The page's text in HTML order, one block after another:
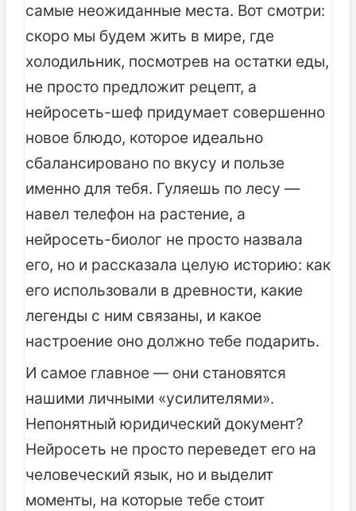
самые неожиданные места. Вот смотри:
скоро мы будем жить в мире, где
холодильник, посмотрев на остатки еды,
не просто предложит рецепт, а
нейросеть-шеф придумает совершенно
новое блюдо, которое идеально
сбалансировано по вкусу и пользе
именно для тебя. Гуляешь по лесу —
навел телефон на растение, а
нейросеть-биолог не просто назвала
его, но и рассказала целую историю: как
его использовали в древности, какие
легенды с ним связаны, и какое
настроение оно должно тебе подарить.
И самое главное — они становятся
нашими личными «усилителями».
Непонятный юридический документ?
Нейросеть не просто переведет его на
человеческий язык, но и выделит
моменты, на которые тебе стоит